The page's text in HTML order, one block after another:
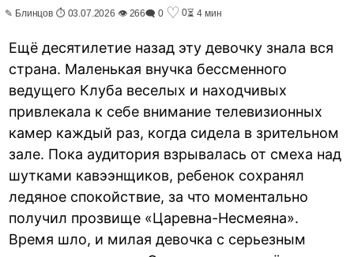
✎ Блинцов ⏱ 03.07.2026 👁 266🗨 0 ♡ 0⏳ 4 мин
Ещё десятилетие назад эту девочку знала вся
страна. Маленькая внучка бессменного
ведущего Клуба веселых и находчивых
привлекала к себе внимание телевизионных
камер каждый раз, когда сидела в зрительном
зале. Пока аудитория взрывалась от смеха над
шутками кавээнщиков, ребенок сохранял
ледяное спокойствие, за что моментально
получил прозвище «Царевна-Несмеяна».
Время шло, и милая девочка с серьезным